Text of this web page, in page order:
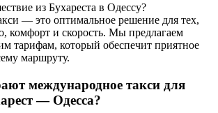
из Бухареста в Одессу?
— это оптимальное решение для тех,
комфорт и скорость. Мы предлагаем
тарифам, который обеспечит приятное
маршруту.
международное такси для
— Одесса?